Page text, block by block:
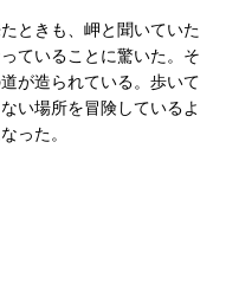
ときも、岬と聞いていた
ていることに驚いた。そ
が造られている。歩いて
い場所を冒険しているよ
った。